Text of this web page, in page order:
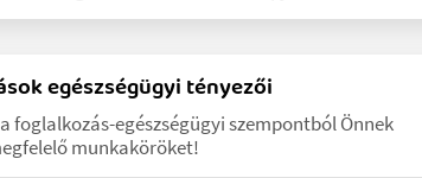
egészségügyi tényezői
foglalkozás-egészségügyi szempontból Önnek
munkaköröket!